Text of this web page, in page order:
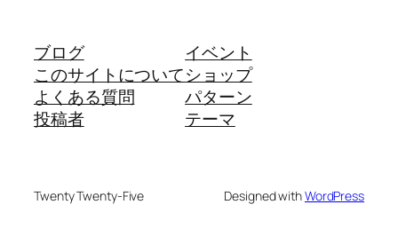
ブログ
このサイトについて
よくある質問
投稿者
イベント
ショップ
パターン
テーマ
Twenty Twenty-Five Designed withWordPress